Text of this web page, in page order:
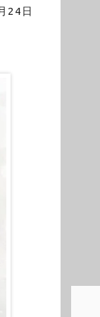
24日